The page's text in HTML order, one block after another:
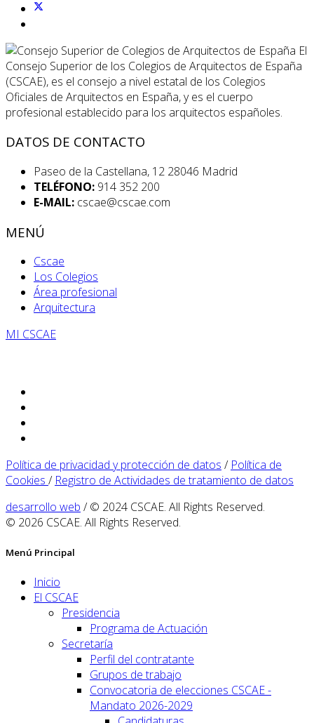
El
Consejo Superior de los Colegios de Arquitectos de España
(CSCAE), es el consejo a nivel estatal de los Colegios
Oficiales de Arquitectos en España, y es el cuerpo
profesional establecido para los arquitectos españoles.
DATOS DE CONTACTO
Paseo de la Castellana, 12 28046 Madrid
TELÉFONO: 914 352 200
E-MAIL: cscae@cscae.com
MENÚ
Cscae
Los Colegios
Área profesional
Arquitectura
MI CSCAE
Política de privacidad y protección de datos / Política de
Cookies / Registro de Actividades de tratamiento de datos
desarrollo web / © 2024 CSCAE. All Rights Reserved.
© 2026 CSCAE. All Rights Reserved.
Menú Principal
Inicio
El CSCAE
Presidencia
Programa de Actuación
Secretaría
Perfil del contratante
Grupos de trabajo
Convocatoria de elecciones CSCAE -
Mandato 2026-2029